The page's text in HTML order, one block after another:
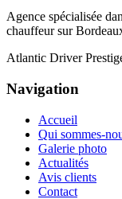
Agence spécialisée
chauffeur sur
Atlantic Driver
Navigation
Accueil
Qui sommes-
Galerie photo
Actualités
Avis clients
Contact